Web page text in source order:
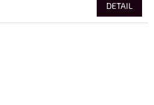
DETAIL